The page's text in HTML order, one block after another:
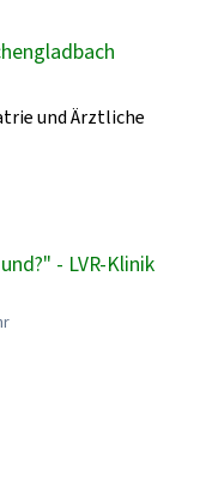
und Ärztliche
- LVR-Klinik